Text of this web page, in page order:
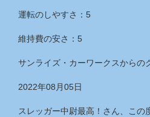
運転のしやすさ：5
維持費の安さ：5
サンライズ・カーワークスからの
2022年08月05日
スレッガー中尉最高！さん、この